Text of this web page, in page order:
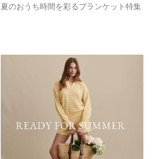
夏のおうち時間を彩るブランケット特集